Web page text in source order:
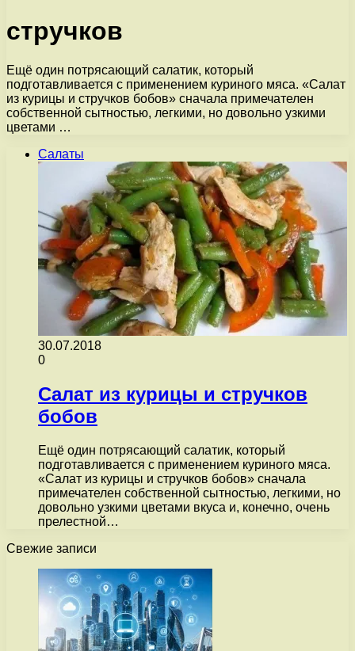
стручков
Ещё один потрясающий салатик, который
подготавливается с применением куриного мяса. «Салат
из курицы и стручков бобов» сначала примечателен
собственной сытностью, легкими, но довольно узкими
цветами …
Салаты
30.07.2018
0
Салат из курицы и стручков
бобов
Ещё один потрясающий салатик, который
подготавливается с применением куриного мяса.
«Салат из курицы и стручков бобов» сначала
примечателен собственной сытностью, легкими, но
довольно узкими цветами вкуса и, конечно, очень
прелестной…
Свежие записи